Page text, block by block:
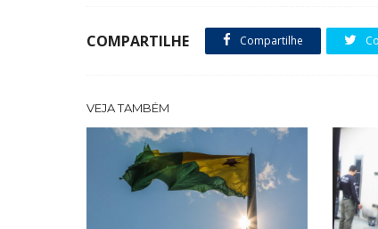
COMPARTILHE Compartilhe
VEJA TAMBÉM